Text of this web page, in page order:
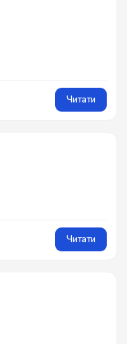
Читати
Читати